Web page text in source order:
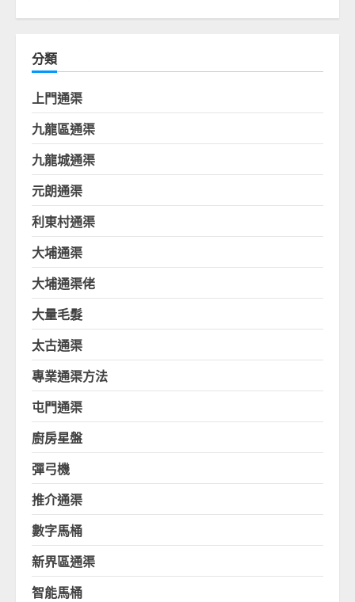
分類
上門通渠
九龍區通渠
九龍城通渠
元朗通渠
利東村通渠
大埔通渠
大埔通渠佬
大量毛髮
太古通渠
專業通渠方法
屯門通渠
廚房星盤
彈弓機
推介通渠
數字馬桶
新界區通渠
智能馬桶